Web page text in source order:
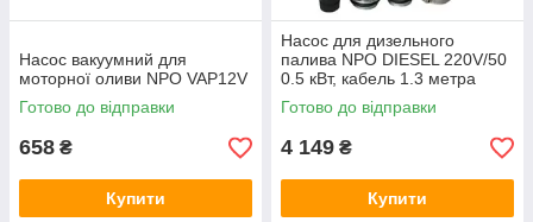
Насос вакуумний для
моторної оливи NPO VAP12V
Готово до відправки
658 ₴
Купити
Насос для дизельного
палива NPO DIESEL 220V/50
0.5 кВт, кабель 1.3 метра
Готово до відправки
4 149 ₴
Купити